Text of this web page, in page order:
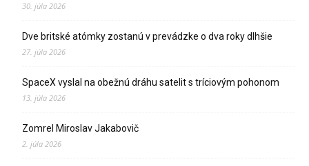
30. júla 2026
Dve britské atómky zostanú v prevádzke o dva roky dlhšie
27. júla 2026
SpaceX vyslal na obežnú dráhu satelit s tríciovým pohonom
13. júla 2026
Zomrel Miroslav Jakabovič
2. júla 2026